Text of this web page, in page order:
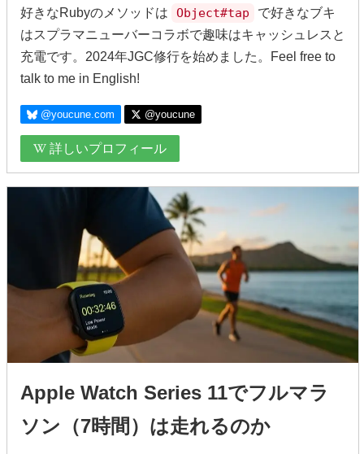
好きなRubyのメソッドは
Object#tap
で好きなブキ
はスプラマニューバーコラボで趣味はキャッシュレスと
充電です。2024年JGC修行を始めました。Feel free to
talk to me in English!
@youcune.com @youcune
詳しいプロフィール
Apple Watch Series 11でフルマラ
ソン（7時間）は走れるのか